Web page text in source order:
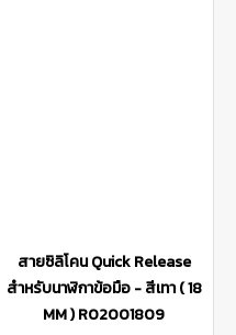
สายซิลิโคน Quick Release
สำหรับนาฬิกาข้อมือ - สีเทา ( 18
MM ) R02001809